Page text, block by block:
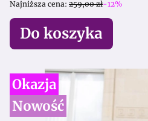
Najniższa cena: 259,00 zł-12%
Do koszyka
Okazja
Nowość